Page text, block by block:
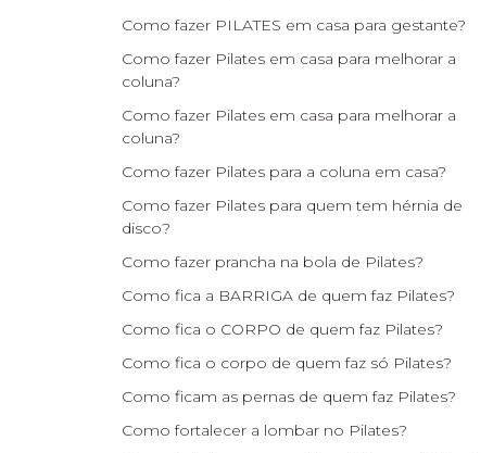
Como fazer PILATES em casa para gestante?
Como fazer Pilates em casa para melhorar a
coluna?
Como fazer Pilates em casa para melhorar a
coluna?
Como fazer Pilates para a coluna em casa?
Como fazer Pilates para quem tem hérnia de
disco?
Como fazer prancha na bola de Pilates?
Como fica a BARRIGA de quem faz Pilates?
Como fica o CORPO de quem faz Pilates?
Como fica o corpo de quem faz só Pilates?
Como ficam as pernas de quem faz Pilates?
Como fortalecer a lombar no Pilates?